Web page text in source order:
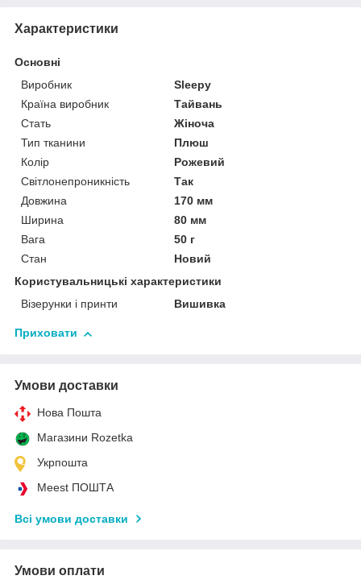
Характеристики
Основні
Виробник
Sleepy
Країна виробник
Тайвань
Стать
Жіноча
Тип тканини
Плюш
Колір
Рожевий
Світлонепроникність
Так
Довжина
170 мм
Ширина
80 мм
Вага
50 г
Стан
Новий
Користувальницькі характеристики
Візерунки і принти
Вишивка
Приховати
Умови доставки
Нова Пошта
Магазини Rozetka
Укрпошта
Meest ПОШТА
Всі умови доставки
Умови оплати